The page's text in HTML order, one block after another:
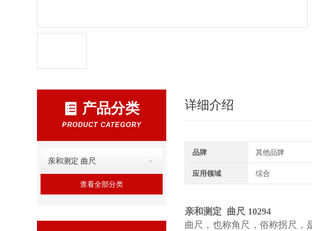
产品分类
PRODUCT CATEGORY
亲和测定 曲尺
查看全部分类
详细介绍
品牌 其他品牌
应用领域 综合
亲和测定 曲尺 10294
曲尺，也称角尺，俗称拐尺，